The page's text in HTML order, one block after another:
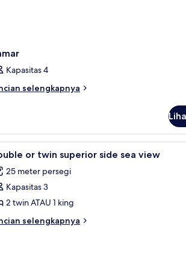
Kapasitas 4
selengkapnya
1 or twin superior side sea view
25 meter persegi
Kapasitas 3
2 twin ATAU 1 king
selengkapnya